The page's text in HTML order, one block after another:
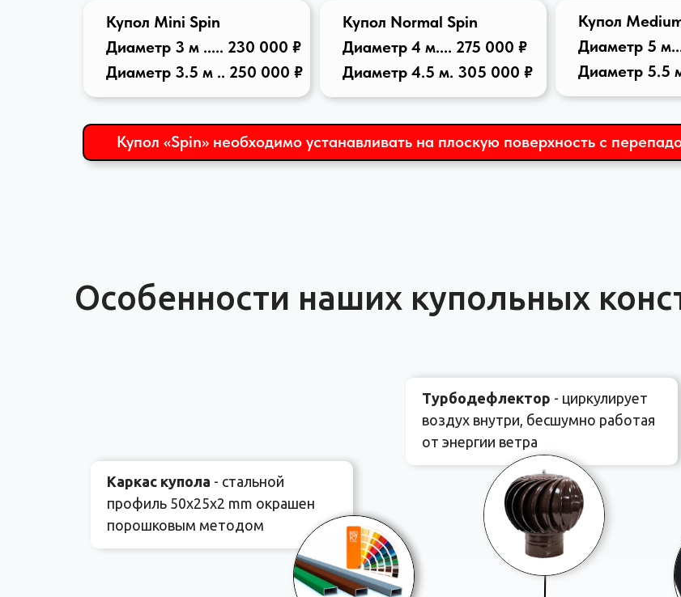
Купол
Диаметр 5
Диаметр 5.5
Купол Normal Spin
Диаметр 4 м.... 275 000 ₽
Диаметр 4.5 м. 305 000 ₽
Купол Mini Spin
Диаметр 3 м ..... 230 000 ₽
Диаметр 3.5 м .. 250 000 ₽
Купол «Spin» необходимо устанавливать на плоскую поверхность с
Особенности наших купольных
Турбодефлектор - циркулирует
воздух внутри, бес шумно работая
от энергии ветра
Каркас купола - стальной
профиль 50х25х2 mm окрашен
порошковым методом